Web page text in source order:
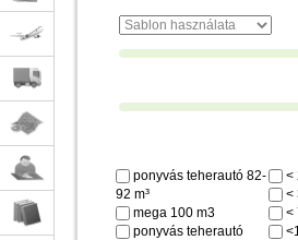
ponyvás teherautó 82-
92 m³
mega 100 m3
ponyvás teherautó
<
<
<